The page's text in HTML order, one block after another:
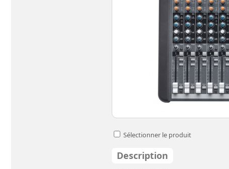
Sélectionner le produit
Description